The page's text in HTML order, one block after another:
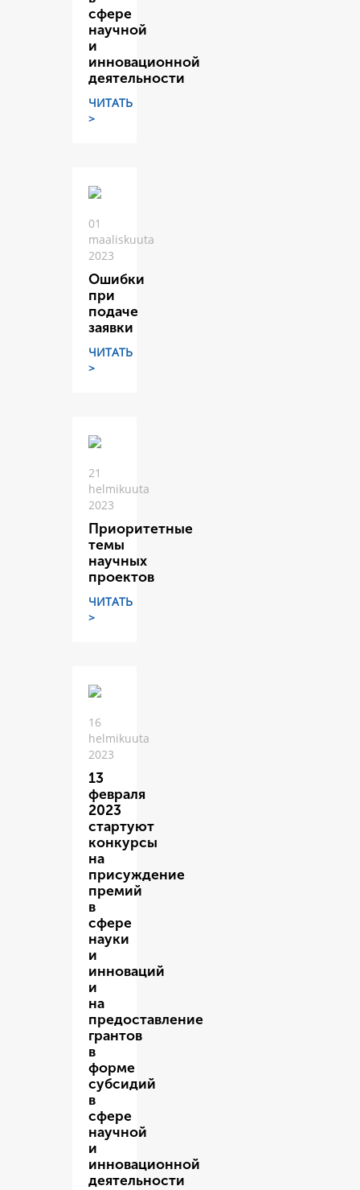
сфере
научной
и
инновационной
деятельности
ЧИТАТЬ
>
01
maaliskuuta
2023
Ошибки
при
подаче
заявки
ЧИТАТЬ
>
21
helmikuuta
2023
Приоритетные
темы
научных
проектов
ЧИТАТЬ
>
16
helmikuuta
2023
13
февраля
2023
стартуют
конкурсы
на
присуждение
премий
в
сфере
науки
и
инноваций
и
на
предоставление
грантов
в
форме
субсидий
в
сфере
научной
и
инновационной
деятельности